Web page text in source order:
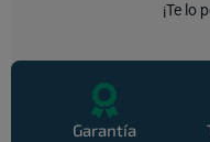
¡Te lo
Garantía